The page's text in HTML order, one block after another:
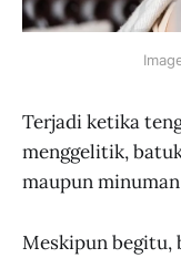
Terjadi ketika
menggelitik,
maupun
Meskipun begitu,